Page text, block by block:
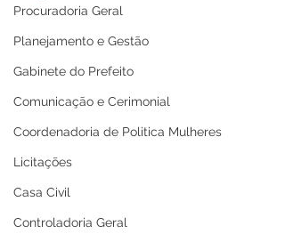
Procuradoria Geral
Planejamento e Gestão
Gabinete do Prefeito
Comunicação e Cerimonial
Coordenadoria de Politica Mulheres
Licitações
Casa Civil
Controladoria Geral